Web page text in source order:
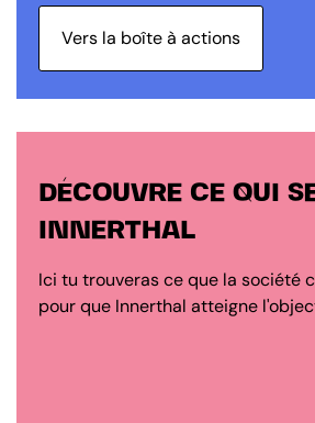
Vers la boîte à actions
DÉCOUVRE CE QUI
INNERTHAL
Ici tu trouveras ce que la société
pour que Innerthal atteigne